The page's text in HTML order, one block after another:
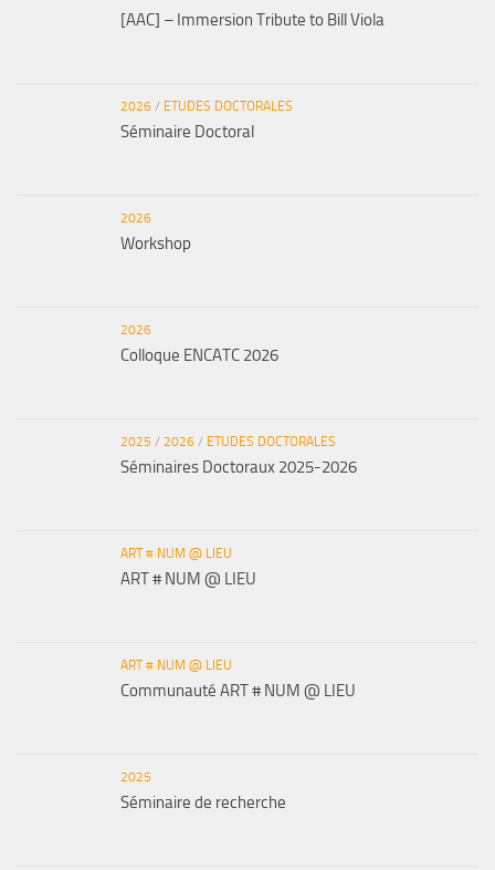
[AAC] – Immersion Tribute to Bill Viola
2026 / ETUDES DOCTORALES
Séminaire Doctoral
2026
Workshop
2026
Colloque ENCATC 2026
2025 / 2026 / ETUDES DOCTORALES
Séminaires Doctoraux 2025-2026
ART # NUM @ LIEU
ART # NUM @ LIEU
ART # NUM @ LIEU
Communauté ART # NUM @ LIEU
2025
Séminaire de recherche